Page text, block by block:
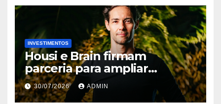
INVESTIMENTOS
Housi e Brain firmam
parceria para ampliar
inteligência de mercado em
lançamentos imobiliários
30/07/2026 ADMIN